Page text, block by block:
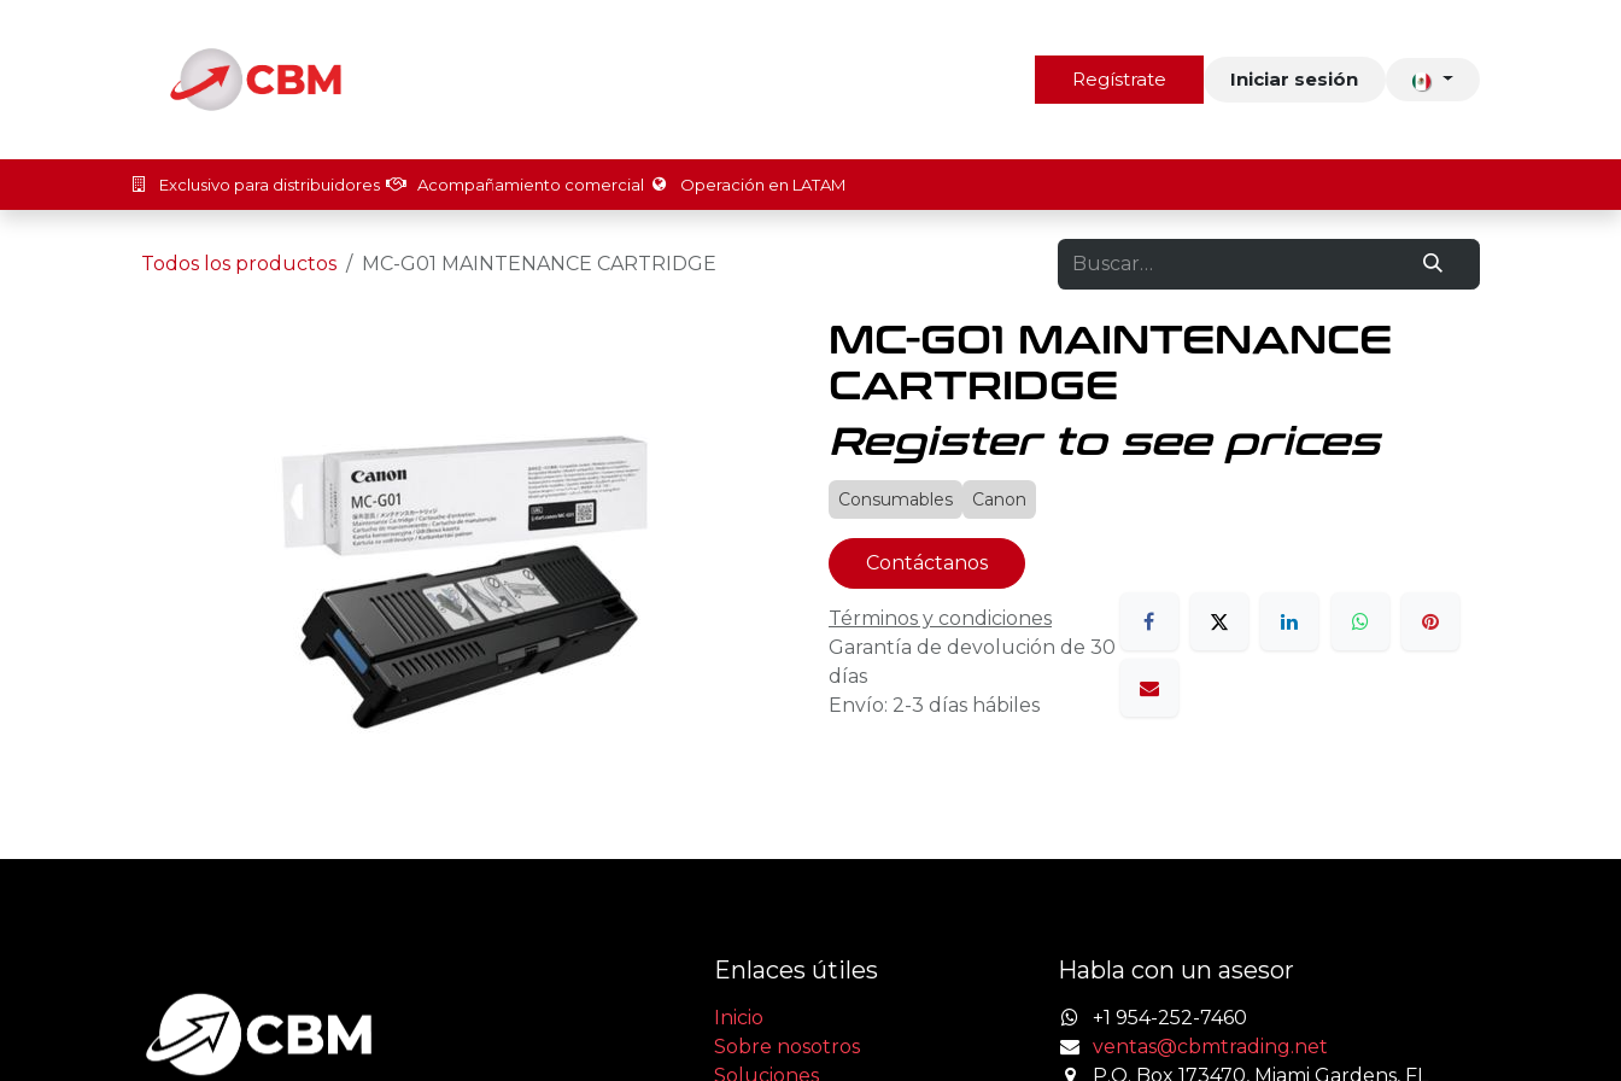
Nosotros Contacto
Regístrate Iniciar sesión
Exclusivo para distribuidores Acompañamiento comercial Operación en LATAM
Todos los productos MC-G01 MAINTENANCE CARTRIDGE
MC-G01 MAINTENANCE
CARTRIDGE
Register to see prices
Consumables Canon
Contáctanos
Términos y condiciones
Garantía de devolución de 30
días
Envío: 2-3 días hábiles
Enlaces útiles
Inicio
Sobre nosotros
Soluciones
Habla con un asesor
+1 954-252-7460
ventas@cbmtrading.net
P.O. Box 173470, Miami Gardens, FL